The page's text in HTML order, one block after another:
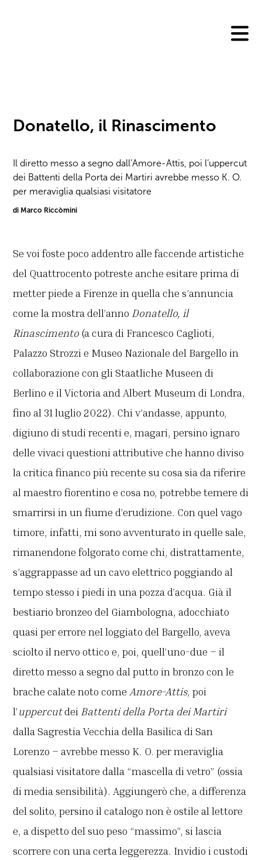
Donatello, il Rinascimento
Il diretto messo a segno dall’Amore-Attis, poi l’uppercut
dei Battenti della Porta dei Martiri avrebbe messo K. O.
per meraviglia qualsiasi visitatore
di Marco Riccòmini
Se voi foste poco addentro alle faccende artistiche
del Quattrocento potreste anche esitare prima di
metter piede a Firenze in quella che s’annuncia
come la mostra dell’anno Donatello, il
Rinascimento (a cura di Francesco Caglioti,
Palazzo Strozzi e Museo Nazionale del Bargello in
collaborazione con gli Staatliche Museen di
Berlino e il Victoria and Albert Museum di Londra,
fino al 31 luglio 2022). Chi v’andasse, appunto,
digiuno di studi recenti e, magari, persino ignaro
delle vivaci questioni attributive che hanno diviso
la critica financo più recente su cosa sia da riferire
al maestro fiorentino e cosa no, potrebbe temere di
smarrirsi in un fiume d’erudizione. Con quel vago
timore, infatti, mi sono avventurato in quelle sale,
rimanendone folgorato come chi, distrattamente,
s’aggrappasse ad un cavo elettrico poggiando al
tempo stesso i piedi in una pozza d’acqua. Già il
bestiario bronzeo del Giambologna, adocchiato
quasi per errore nel loggiato del Bargello, aveva
sciolto il nervo ottico e, poi, quell’uno-due – il
diretto messo a segno dal putto in bronzo con le
brache calate noto come Amore-Attis, poi
l’uppercutdei Battenti della Porta dei Martiri
dalla Sagrestia Vecchia della Basilica di San
Lorenzo – avrebbe messo K. O. per meraviglia
qualsiasi visitatore dalla “mascella di vetro” (ossia
di media sensibilità). Aggiungerò che, a differenza
del solito, persino il catalogo non è ostile al lettore
e, a dispetto del suo peso “massimo”, si lascia
scorrere con una certa leggerezza. Invidio i custodi